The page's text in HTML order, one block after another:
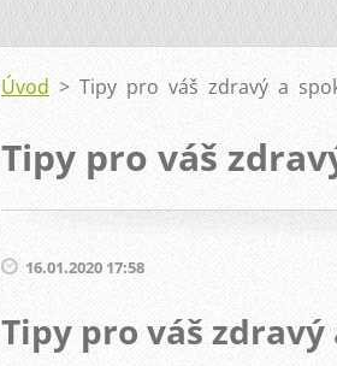
Úvod > Tipy pro váš zdravý a
Tipy pro váš
16.01.2020 17:58
Tipy pro váš